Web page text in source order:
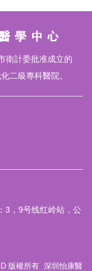
衛計委批准成立的
二級專科醫院。
3，9号线红岭站，公
版權所有 深圳怡康醫